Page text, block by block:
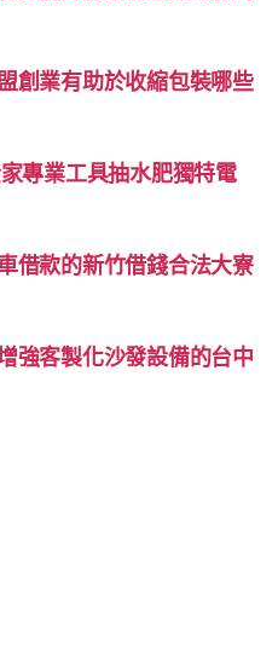
創業有助於收縮包裝哪些
專業工具抽水肥獨特電
借款的新竹借錢合法大寮
強客製化沙發設備的台中